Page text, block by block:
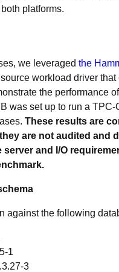
platforms.
we leveraged the
workload driver that
the performance
was set up to run a TPC-
These results are
are not audited and
server and I/O
against the following
1
3